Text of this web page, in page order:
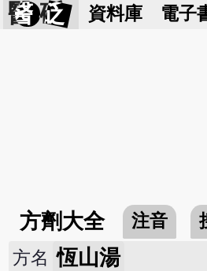
醫 砭 資料庫 電子
方劑大全 注音
方名 恆山湯